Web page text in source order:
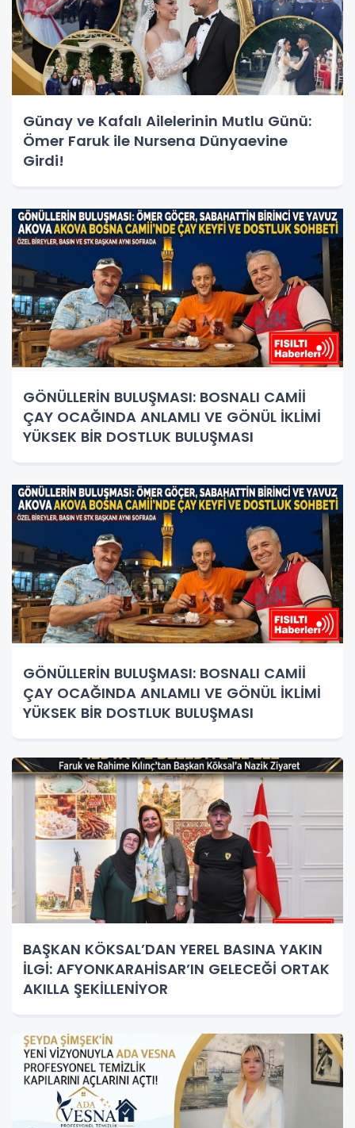
Günay ve Kafalı Ailelerinin Mutlu Günü:
Ömer Faruk ile Nursena Dünyaevine
Girdi!
GÖNÜLLERİN BULUŞMASI: BOSNALI CAMİİ
ÇAY OCAĞINDA ANLAMLI VE GÖNÜL İKLİMİ
YÜKSEK BİR DOSTLUK BULUŞMASI
GÖNÜLLERİN BULUŞMASI: BOSNALI CAMİİ
ÇAY OCAĞINDA ANLAMLI VE GÖNÜL İKLİMİ
YÜKSEK BİR DOSTLUK BULUŞMASI
BAŞKAN KÖKSAL’DAN YEREL BASINA YAKIN
İLGİ: AFYONKARAHİSAR’IN GELECEĞİ ORTAK
AKILLA ŞEKİLLENİYOR